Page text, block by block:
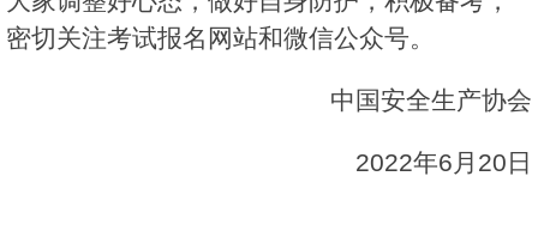
密切关注考试报名网站和微信公众号。
中国安全生产协会
2022年6月20日